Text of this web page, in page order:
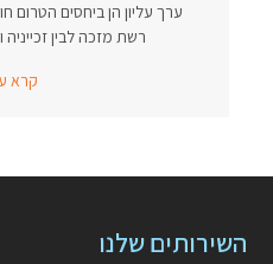
ערך עליון הן ביחסים הטרום
רשת מזכה לבין זכייניה
קרא
השירותים שלנו